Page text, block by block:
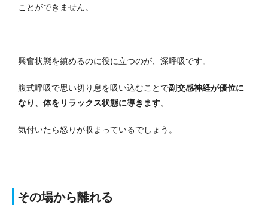
ことができません。
興奮状態を鎮めるのに役に立つのが、深呼吸です。
腹式呼吸で思い切り息を吸い込むことで副交感神経が優位に
なり、体をリラックス状態に導きます。
気付いたら怒りが収まっているでしょう。
その場から離れる